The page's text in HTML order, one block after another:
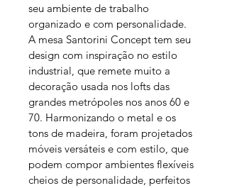
seu ambiente de trabalho
organizado e com personalidade.
A mesa Santorini Concept tem seu
design com inspiração no estilo
industrial, que remete muito a
decoração usada nos lofts das
grandes metrópoles nos anos 60 e
70. Harmonizando o metal e os
tons de madeira, foram projetados
móveis versáteis e com estilo, que
podem compor ambientes flexíveis
cheios de personalidade, perfeitos